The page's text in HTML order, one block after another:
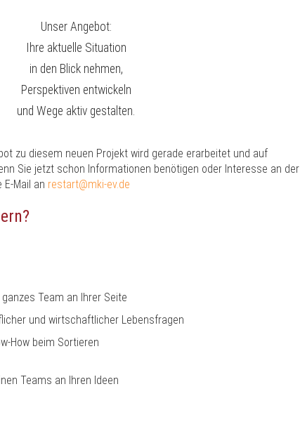
Unser Angebot:
Ihre aktuelle Situation
in den Blick nehmen,
Perspektiven entwickeln
und Wege aktiv gestalten.
zu diesem neuen Projekt wird gerade erarbeitet und auf
Sie jetzt schon Informationen benötigen oder Interesse an der
Mail an restart@mki-ev.de
Team an Ihrer Seite
und wirtschaftlicher Lebensfragen
How beim Sortieren
Teams an Ihren Ideen